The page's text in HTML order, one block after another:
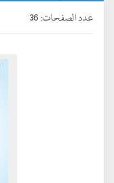
عدد الصفحات: 36